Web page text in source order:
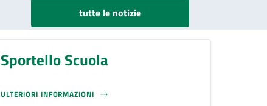
tutte le notizie
Sportello Scuola
ULTERIORI INFORMAZIONI